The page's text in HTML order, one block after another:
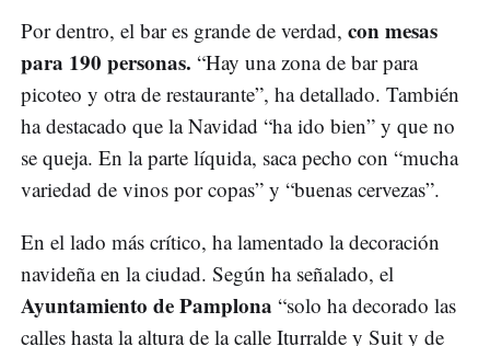
Por dentro, el bar es grande de verdad, con mesas
para 190 personas. “Hay una zona de bar para
picoteo y otra de restaurante”, ha detallado. También
ha destacado que la Navidad “ha ido bien” y que no
se queja. En la parte líquida, saca pecho con “mucha
variedad de vinos por copas” y “buenas cervezas”.
En el lado más crítico, ha lamentado la decoración
navideña en la ciudad. Según ha señalado, el
Ayuntamiento de Pamplona “solo ha decorado las
calles hasta la altura de la calle Iturralde y Suit y de